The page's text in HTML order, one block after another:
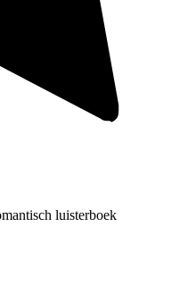
luisterboek